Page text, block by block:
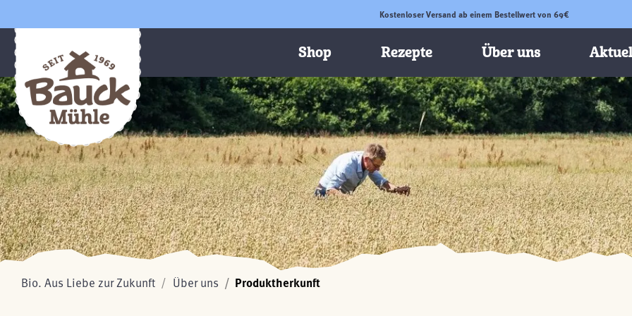
Kostenloser Versand ab einem Bestellwert von 69€
Shop Rezepte Über uns
Bio. Aus Liebe zur Zukunft Über uns Produktherkunft